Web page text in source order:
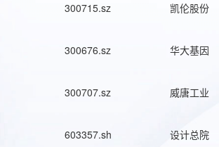
300715.sz 凯伦股份
300676.sz 华大基因
300707.sz 威唐工业
603357.sh 设计总院